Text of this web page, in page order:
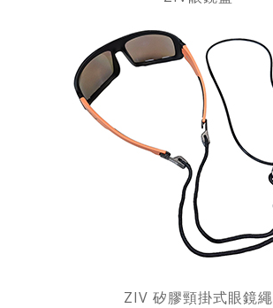
ZIV 矽膠頸掛式眼鏡繩